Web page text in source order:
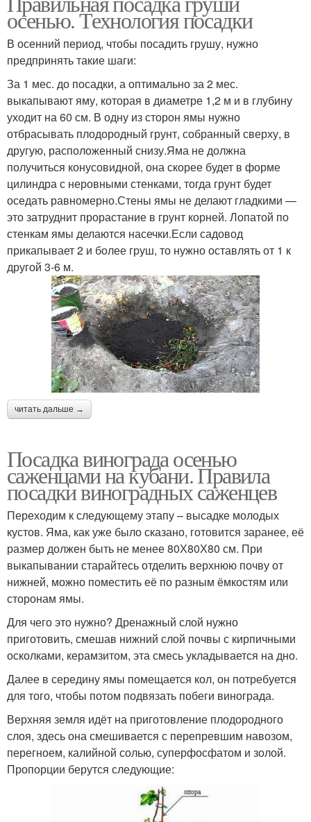
осенью. Технология посадки
В осенний период, чтобы посадить грушу, нужно
предпринять такие шаги:
За 1 мес. до посадки, а оптимально за 2 мес.
выкапывают яму, которая в диаметре 1,2 м и в глубину
уходит на 60 см. В одну из сторон ямы нужно
отбрасывать плодородный грунт, собранный сверху, в
другую, расположенный снизу.Яма не должна
получиться конусовидной, она скорее будет в форме
цилиндра с неровными стенками, тогда грунт будет
оседать равномерно.Стены ямы не делают гладкими —
это затруднит прорастание в грунт корней. Лопатой по
стенкам ямы делаются насечки.Если садовод
прикапывает 2 и более груш, то нужно оставлять от 1 к
другой 3-6 м.
читать дальше →
Посадка винограда осенью
саженцами на кубани. Правила
посадки виноградных саженцев
Переходим к следующему этапу – высадке молодых
кустов. Яма, как уже было сказано, готовится заранее, её
размер должен быть не менее 80Х80Х80 см. При
выкапывании старайтесь отделить верхнюю почву от
нижней, можно поместить её по разным ёмкостям или
сторонам ямы.
Для чего это нужно? Дренажный слой нужно
приготовить, смешав нижний слой почвы с кирпичными
осколками, керамзитом, эта смесь укладывается на дно.
Далее в середину ямы помещается кол, он потребуется
для того, чтобы потом подвязать побеги винограда.
Верхняя земля идёт на приготовление плодородного
слоя, здесь она смешивается с перепревшим навозом,
перегноем, калийной солью, суперфосфатом и золой.
Пропорции берутся следующие: